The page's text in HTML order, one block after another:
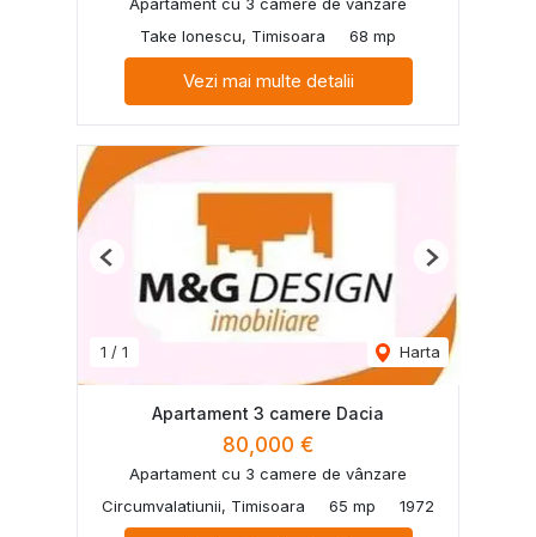
Take Ionescu, Timisoara
68 mp
Vezi mai multe detalii
1 / 1 Harta
Previous Next
Apartament 3 camere Dacia
80,000 €
Apartament cu 3 camere de vânzare
Circumvalatiunii, Timisoara
65 mp 1972